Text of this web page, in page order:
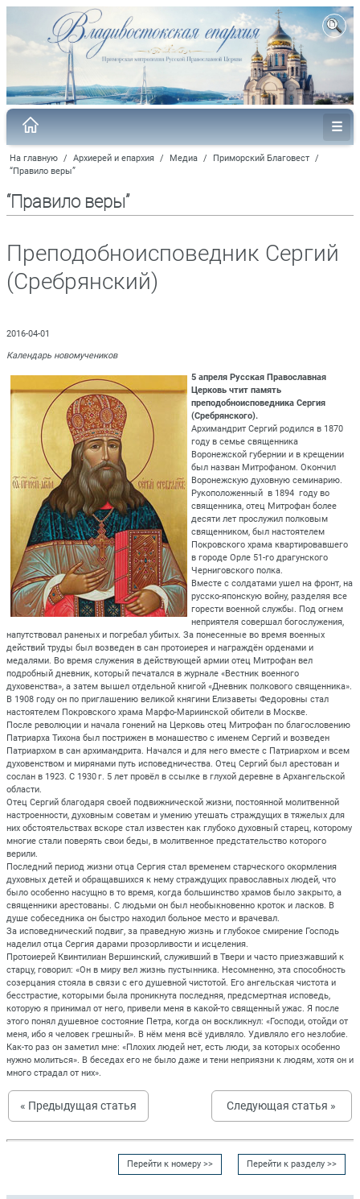
На главную / Архиерей и епархия / Медиа / Приморский Благовест /
“Правило веры”
“Правило веры”
Преподобноисповедник Сергий
(Сребрянский)
2016-04-01
Календарь новомучеников
5 апреля Русская Православная
Церковь чтит память
преподобноисповедника Сергия
(Сребрянского).
Архимандрит Сергий родился в 1870
году в семье священника
Воронежской губернии и в крещении
был назван Митрофаном. Окончил
Воронежскую духовную семинарию.
Рукоположенный в 1894 году во
священника, отец Митрофан более
десяти лет прослужил полковым
священником, был настоятелем
Покровского храма квартировавшего
в городе Орле 51-го драгунского
Черниговского полка.
Вместе с солдатами ушел на фронт, на
русско-японскую войну, разделяя все
горести военной службы. Под огнем
неприятеля совершал богослужения,
напутствовал раненых и погребал убитых. За понесенные во время военных
действий труды был возведен в сан протоиерея и награждён орденами и
медалями. Во время служения в действующей армии отец Митрофан вел
подробный дневник, который печатался в журнале «Вестник военного
духовенства», а затем вышел отдельной книгой «Дневник полкового священника».
В 1908 году он по приглашению великой княгини Елизаветы Федоровны стал
настоятелем Покровского храма Марфо-Мариинской обители в Москве.
После революции и начала гонений на Церковь отец Митрофан по благословению
Патриарха Тихона был пострижен в монашество с именем Сергий и возведен
Патриархом в сан архимандрита. Начался и для него вместе с Патриархом и всем
духовенством и мирянами путь исповедничества. Отец Сергий был арестован и
сослан в 1923. С 1930 г. 5 лет провёл в ссылке в глухой деревне в Архангельской
области.
Отец Сергий благодаря своей подвижнической жизни, постоянной молитвенной
настроенности, духовным советам и умению утешать страждущих в тяжелых для
них обстоятельствах вскоре стал известен как глубоко духовный старец, которому
многие стали поверять свои беды, в молитвенное предстательство которого
верили.
Последний период жизни отца Сергия стал временем старческого окормления
духовных детей и обращавшихся к нему страждущих православных людей, что
было особенно насущно в то время, когда большинство храмов было закрыто, а
священники арестованы. С людьми он был необыкновенно кроток и ласков. В
душе собеседника он быстро находил больное место и врачевал.
За исповеднический подвиг, за праведную жизнь и глубокое смирение Господь
наделил отца Сергия дарами прозорливости и исцеления.
Протоиерей Квинтилиан Вершинский, служивший в Твери и часто приезжавший к
старцу, говорил: «Он в миру вел жизнь пустынника. Несомненно, эта способность
созерцания стояла в связи с его душевной чистотой. Его ангельская чистота и
бесстрастие, которыми была проникнута последняя, предсмертная исповедь,
которую я принимал от него, привели меня в какой-то священный ужас. Я после
этого понял душевное состояние Петра, когда он воскликнул: «Господи, отойди от
меня, ибо я человек грешный». В нём меня всё удивляло. Удивляло его незлобие.
Как-то раз он заметил мне: «Плохих людей нет, есть люди, за которых особенно
нужно молиться». В беседах его не было даже и тени неприязни к людям, хотя он и
много страдал от них».
« Предыдущая статья Следующая статья »
Перейти к разделу >>
Перейти к номеру >>